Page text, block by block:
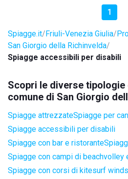
1
Spiagge.it Friuli-Venezia Giulia
San Giorgio della Richinvelda
Spiagge accessibili per disabili
Scopri le diverse tipologie
comune di San Giorgio
Spiagge attrezzateSpiagge per
Spiagge accessibili per disabili
Spiagge con bar e ristorante
Spiagge con campi di beachvolley
Spiagge con corsi di kitesurf